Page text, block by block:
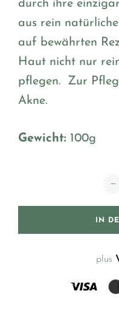
durch ihre
aus rein
auf bewährten
Haut nicht nur
pflegen. Zur
Akne.
Gewicht: 100g
IN
plus